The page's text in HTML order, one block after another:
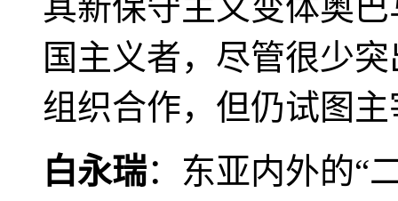
其新保守主义变体奥
国主义者，尽管很少
组织合作，但仍试图
白永瑞：东亚内外的“